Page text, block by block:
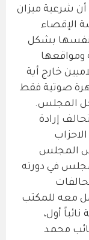
أن شرعية ميزان
الإقصاء
) ستفرض نفسها بشكل
ومواقعها
خارج أية
صوتية فقط
المجلس.
إرادة
المجلس
في دورته
معه للمكتب
أول،
محمد